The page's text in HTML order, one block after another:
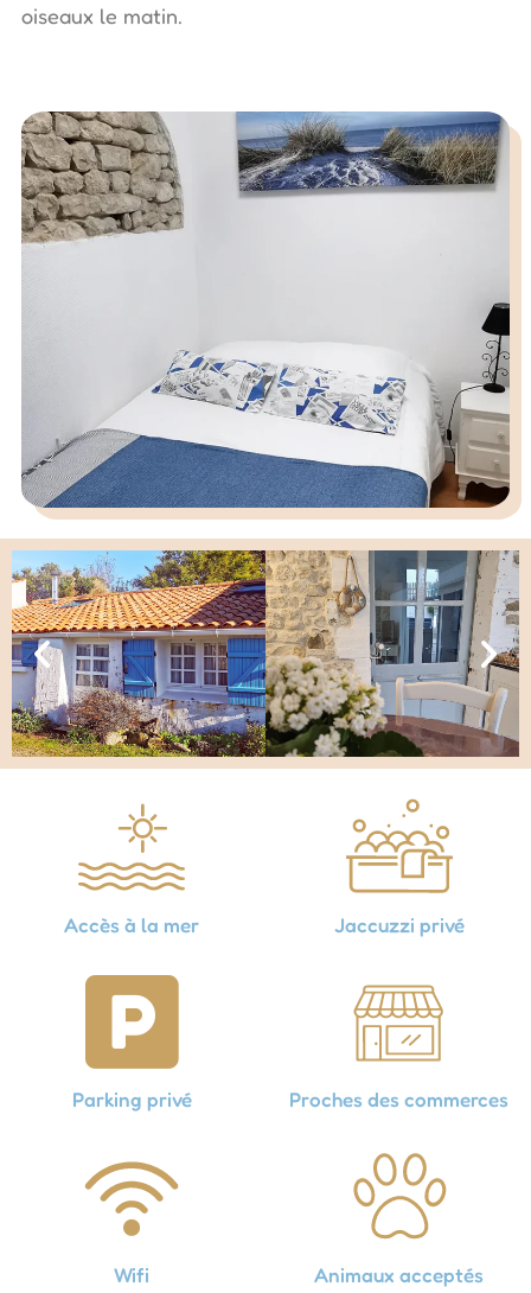
oiseaux le matin.
Accès à la mer Jaccuzzi privé
Parking privé Proches des commerces
Wifi Animaux acceptés